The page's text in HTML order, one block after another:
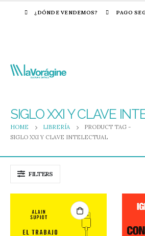
¿DÓNDE VENDEMOS? PAGO
SIGLO XXI Y CLAVE
HOME LIBRERÍA
PRODUCT TAG -
SIGLO XXI Y CLAVE INTELECTUAL
FILTERS